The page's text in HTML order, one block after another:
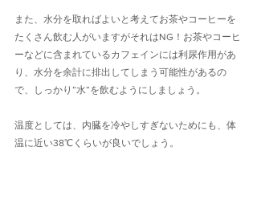
また、水分を取ればよいと考えてお茶やコーヒーを
たくさん飲む人がいますがそれはNG！お茶やコーヒ
ーなどに含まれているカフェインには利尿作用があ
り、水分を余計に排出してしまう可能性があるの
で、しっかり”水”を飲むようにしましょう。
温度としては、内臓を冷やしすぎないためにも、体
温に近い38℃くらいが良いでしょう。